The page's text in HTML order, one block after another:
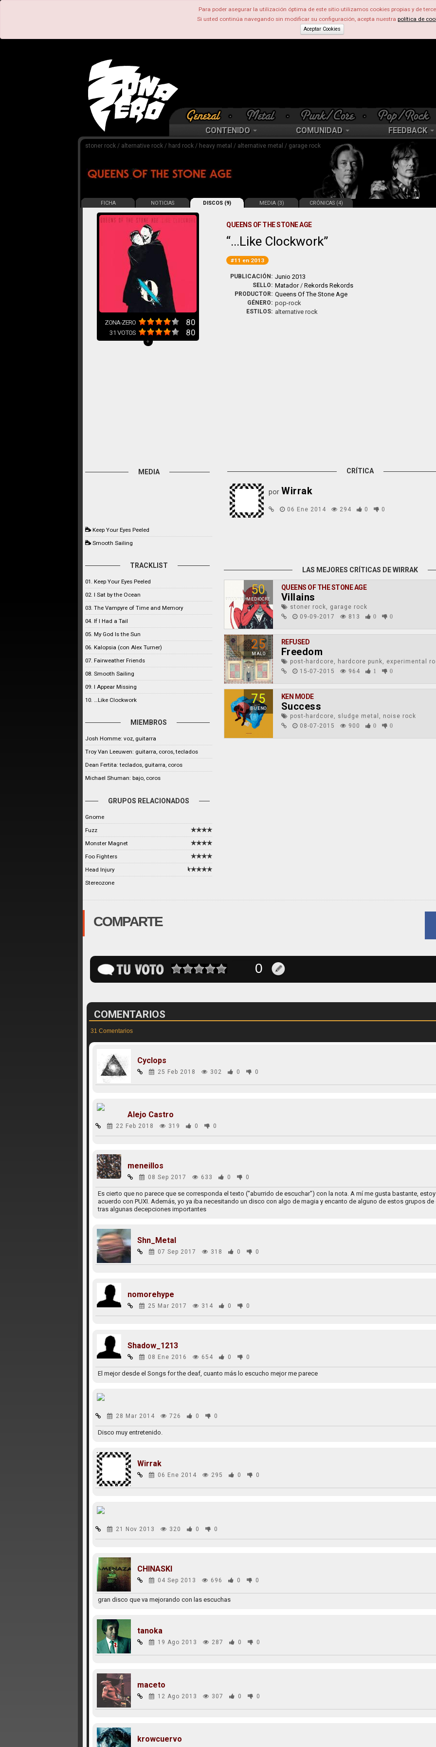
Para poder asegurar la utilización óptima de este sitio utilizamos cookies propias y de
Si usted continúa navegando sin modificar su configuración, acepta nuestra política de
Aceptar Cookies
CONTENIDO COMUNIDAD FEEDBACK
stoner rock / alternative rock / hard rock / heavy metal / alternative metal / garage rock
FICHA NOTICIAS DISCOS (9) MEDIA (3) CRÓNICAS (4)
ZONA-ZERO 80
31 VOTOS 80
+
QUEENS OF THE STONE AGE
...Like Clockwork
#11 en 2013
PUBLICACIÓN: Junio 2013
SELLO: Matador/Rekords Rekords
PRODUCTOR: Queens Of The Stone Age
GÉNERO: pop-rock
ESTILOS: alternative rock
MEDIA
Keep Your Eyes Peeled
Smooth Sailing
TRACKLIST
01. Keep Your Eyes Peeled
02. I Sat by the Ocean
03. The Vampyre of Time and Memory
04. If I Had a Tail
05. My God Is the Sun
06. Kalopsia (con Alex Turner)
07. Fairweather Friends
08. Smooth Sailing
09. I Appear Missing
10. …Like Clockwork
MIEMBROS
Josh Homme: voz, guitarra
Troy Van Leeuwen: guitarra, coros, teclados
Dean Fertita: teclados, guitarra, coros
Michael Shuman: bajo, coros
GRUPOS RELACIONADOS
Gnome
Fuzz
Monster Magnet
Foo Fighters
Head Injury
Stereozone
CRÍTICA
por Wirrak
06 Ene 2014 294 0 0
LAS MEJORES CRÍTICAS DE WIRRAK
50
MEDIOCRE
QUEENS OF THE STONE AGE
Villains
stoner rock, garage rock
09-09-2017
813 0 0
25
MALO
REFUSED
Freedom
post-hardcore, hardcore punk, experimental
15-07-2015
964 1 0
75
BUENO
KEN MODE
Success
post-hardcore, sludge metal, noise rock
08-07-2015
900 0 0
COMPARTE
COMENTARIOS
31 Comentarios
Cyclops
25 Feb 2018 302 0 0
Alejo Castro
22 Feb 2018 319 0 0
meneillos
08 Sep 2017 633 0 0
Es cierto que no parece que se corresponda el texto ("aburrido de escuchar") con la nota. A mí me gusta bastante,
acuerdo con PUXI. Además, yo ya iba necesitando un disco con algo de magia y encanto de alguno de estos grupos
tras algunas decepciones importantes
Shn_Metal
07 Sep 2017 318 0 0
nomorehype
25 Mar 2017 314 0 0
Shadow_1213
08 Ene 2016 654 0 0
El mejor desde el Songs for the deaf, cuanto más lo escucho mejor me parece
28 Mar 2014 726 0 0
Disco muy entretenido.
Wirrak
06 Ene 2014 295 0 0
21 Nov 2013 320 0 0
CHINASKI
04 Sep 2013 696 0 0
gran disco que va mejorando con las escuchas
tanoka
19 Ago 2013 287 0 0
maceto
12 Ago 2013 307 0 0
krowcuervo